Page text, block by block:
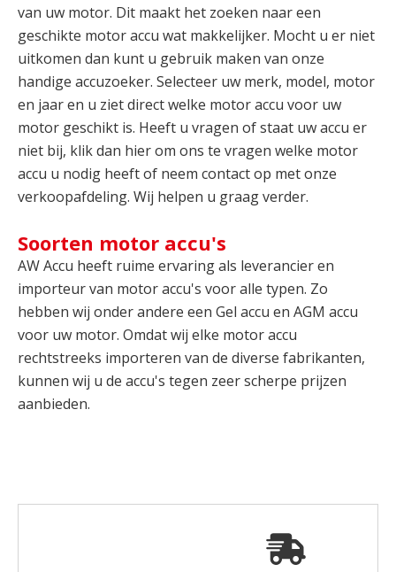
van uw motor. Dit maakt het zoeken naar een
geschikte motor accu wat makkelijker. Mocht u er niet
uitkomen dan kunt u gebruik maken van onze
handige accuzoeker. Selecteer uw merk, model, motor
en jaar en u ziet direct welke motor accu voor uw
motor geschikt is. Heeft u vragen of staat uw accu er
niet bij, klik dan hier om ons te vragen welke motor
accu u nodig heeft of neem contact op met onze
verkoopafdeling. Wij helpen u graag verder.
Soorten motor accu's
AW Accu heeft ruime ervaring als leverancier en
importeur van motor accu's voor alle typen. Zo
hebben wij onder andere een Gel accu en AGM accu
voor uw motor. Omdat wij elke motor accu
rechtstreeks importeren van de diverse fabrikanten,
kunnen wij u de accu's tegen zeer scherpe prijzen
aanbieden.